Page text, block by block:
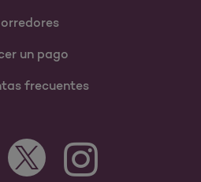
un pago
frecuentes